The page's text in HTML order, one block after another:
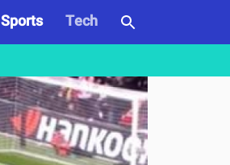
Sports
Tech